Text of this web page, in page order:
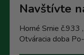
Navštívte
Horné Srnie č.933
Otváracia doba